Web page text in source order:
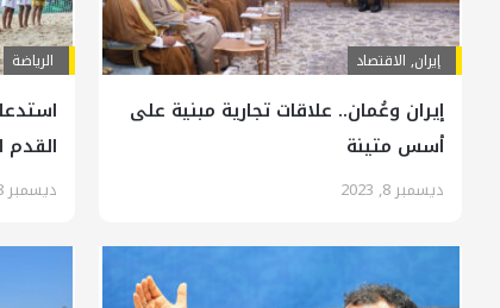
إيران, الاقتصاد
إيران وعُمان.. علاقات تجارية مبنية على
أسس متينة
ديسمبر 8, 2023
الرياضة
القدم
ديسمبر 8, 2023